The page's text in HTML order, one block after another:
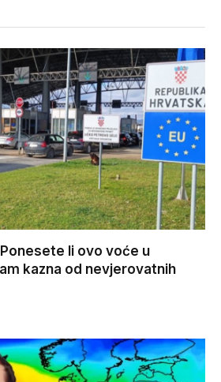
Ponesete li ovo voće u
kazna od nevjerovatnih